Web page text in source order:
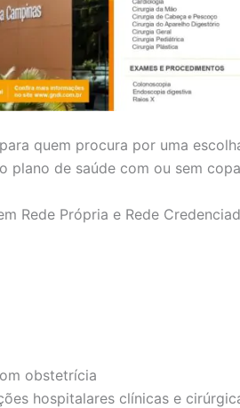
quem procura por uma
plano de saúde com ou sem
Rede Própria e Rede
obstetrícia
hospitalares clínicas e